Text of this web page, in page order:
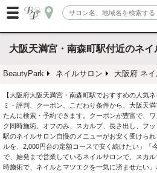
大阪天満宮・南森町駅付近のネイ
BeautyPark ネイルサロン 大阪府 ネ
【大阪府大阪天満宮・南森町駅でおすすめの人気
ミ・評判、クーポン、こだわり条件から、大阪天
たんに検索・予約できます。クーポンが豊富で、
ク同時施術、オフのみ、スカルプ、長さ出し、フ
駅のネイルサロン自慢のメニューがお安く受けら
ルを、2,000円台の定額コースで安く続けたい」「
で、始発まで営業しているネイルサロンで、スカ
時施術で、ネイルとマツエクを一気に済ませたい